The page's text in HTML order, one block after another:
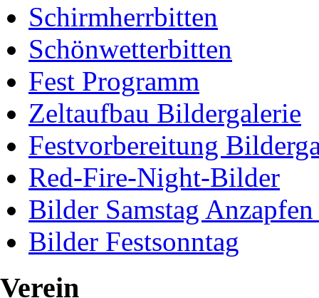
Schirmherrbitten
Schönwetterbitten
Fest Programm
Zeltaufbau Bildergalerie
Festvorbereitung
Red-Fire-Night-Bilder
Bilder Samstag
Bilder Festsonntag
Verein